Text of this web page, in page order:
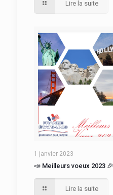
Lire la suite
1 janvier 2023
📣 Meilleurs voeux 2023 🎉
Lire la suite